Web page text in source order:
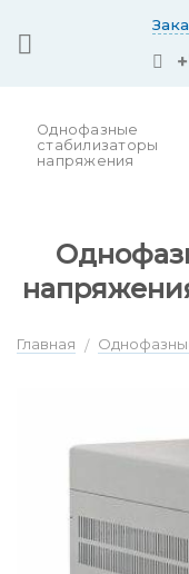
to
Однофазные
стабилизаторы
напряжения
Главная /